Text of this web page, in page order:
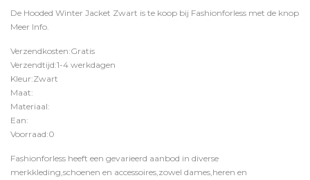
De Hooded Winter Jacket Zwart is te koop bij Fashionforless met de knop
Meer Info.
Verzendkosten:Gratis
Verzendtijd:1-4 werkdagen
Kleur:Zwart
Maat:
Materiaal:
Ean:
Voorraad:0
Fashionforless heeft een gevarieerd aanbod in diverse
merkkleding,schoenen en accessoires,zowel dames,heren en